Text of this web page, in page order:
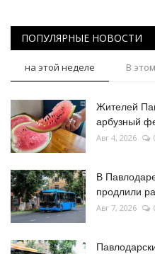
ПОПУЛЯРНЫЕ НОВОСТИ
на этой неделе В
Жителей
арбузный
Авг 4, 2026
В
продлили
Авг 7, 2026